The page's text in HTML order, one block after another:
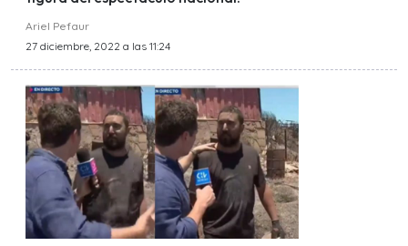
Ariel Pefaur
27 diciembre, 2022 a las 11:24